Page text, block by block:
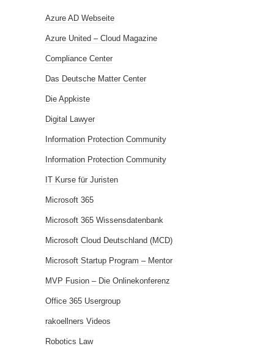
Azure AD Webseite
Azure United – Cloud Magazine
Compliance Center
Das Deutsche Matter Center
Die Appkiste
Digital Lawyer
Information Protection Community
Information Protection Community
IT Kurse für Juristen
Microsoft 365
Microsoft 365 Wissensdatenbank
Microsoft Cloud Deutschland (MCD)
Microsoft Startup Program – Mentor
MVP Fusion – Die Onlinekonferenz
Office 365 Usergroup
rakoellners Videos
Robotics Law